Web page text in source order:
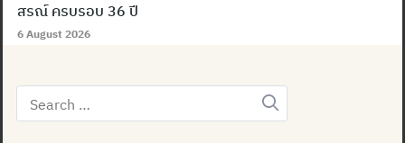
สรณ์ ครบรอบ 36 ปี
6 August 2026
Search
for: